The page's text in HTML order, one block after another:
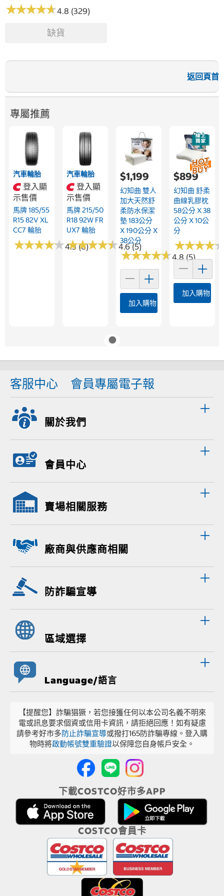
★★★★★
★★★★★4.8 (329)
缺貨
返回頁首
專屬推薦
汽車輪胎
登入顯
示售價
馬牌 185/55
R15 82V XL
CC7 輪胎
★★★★★
★★★★★4.3 (6)
汽車輪胎
登入顯
示售價
馬牌 215/50
R18 92W FR
UX7 輪胎
★★★★★
★★★★★4.6 (5)
$1,199
幻知曲 雙人
加大天然舒
柔防水保潔
墊 183公分
X 190公分 X
38公分
★★★★★
★★★★★4.8 (5)
加入購物車
$899
幻知曲 舒柔
曲線乳膠枕
58公分 X 38
公分 X 10公
分
★★★★
★★★★
加入購物車
客服中心 會員專屬電子報
關於我們
會員中心
賣場相關服務
廠商與供應商相關
防詐騙宣導
區域選擇
Language/語言
【提醒您】詐騙猖獗，若您接獲任何以本公司名義不明來
電或訊息要求個資或信用卡資訊，請拒絕回應！如有疑慮
請參考好市多防止詐騙宣導或撥打165防詐騙專線。登入購
物時將啟動帳號雙重驗證以保障您自身帳戶安全。
下載COSTCO好市多APP
COSTCO會員卡